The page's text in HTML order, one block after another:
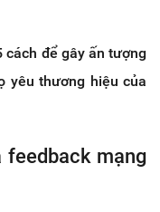
cách để gây ấn tượng
yêu thương hiệu của
mạng